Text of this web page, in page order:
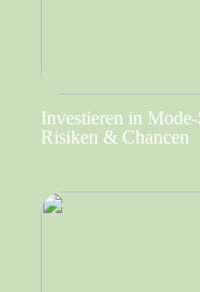
Investieren in Mode-
Risiken & Chancen